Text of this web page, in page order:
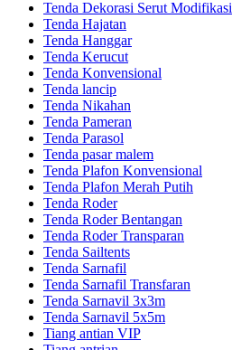
Tenda Dekorasi Serut Modifikasi
Tenda Hajatan
Tenda Hanggar
Tenda Kerucut
Tenda Konvensional
Tenda lancip
Tenda Nikahan
Tenda Pameran
Tenda Parasol
Tenda pasar malem
Tenda Plafon Konvensional
Tenda Plafon Merah Putih
Tenda Roder
Tenda Roder Bentangan
Tenda Roder Transparan
Tenda Sailtents
Tenda Sarnafil
Tenda Sarnafil Transfaran
Tenda Sarnavil 3x3m
Tenda Sarnavil 5x5m
Tiang antian VIP